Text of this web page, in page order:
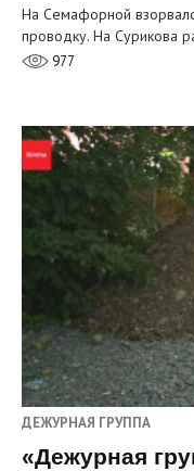
На Семафорной
проводку. На Сурикова
977
ДЕЖУРНАЯ ГРУППА
«Дежурная